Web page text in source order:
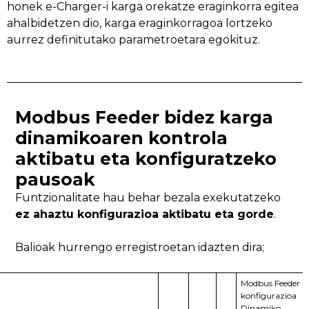
honek e-Charger-i karga orekatze eraginkorra egitea
ahalbidetzen dio, karga eraginkorragoa lortzeko
aurrez definitutako parametroetara egokituz.
Modbus Feeder bidez karga
dinamikoaren kontrola
aktibatu eta konfiguratzeko
pausoak
Funtzionalitate hau behar bezala exekutatzeko
ez ahaztu konfigurazioa aktibatu eta gorde.
Balioak hurrengo erregistroetan idazten dira;
Modbus Feeder
konfigurazioa